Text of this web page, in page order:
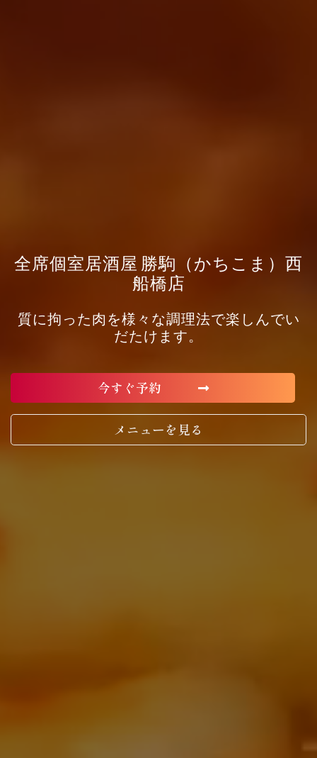
全席個室居酒屋 勝駒（かちこま）西
船橋店
質に拘った肉を様々な調理法で楽しんでい
だたけます。
今すぐ予約
メニューを見る